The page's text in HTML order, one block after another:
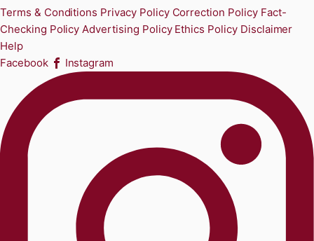
Terms & Conditions Privacy Policy Correction Policy Fact-
Checking Policy Advertising Policy Ethics Policy Disclaimer
Help
Facebook
Instagram